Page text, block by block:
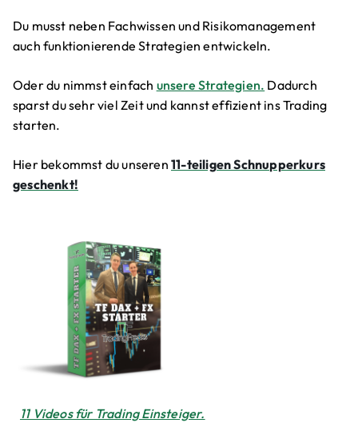
Du musst neben Fachwissen und Risikomanagement
auch funktionierende Strategien entwickeln.
Oder du nimmst einfach unsere Strategien. Dadurch
sparst du sehr viel Zeit und kannst effizient ins Trading
starten.
Hier bekommst du unseren 11-teiligen Schnupperkurs
geschenkt!
11 Videos für Trading Einsteiger.